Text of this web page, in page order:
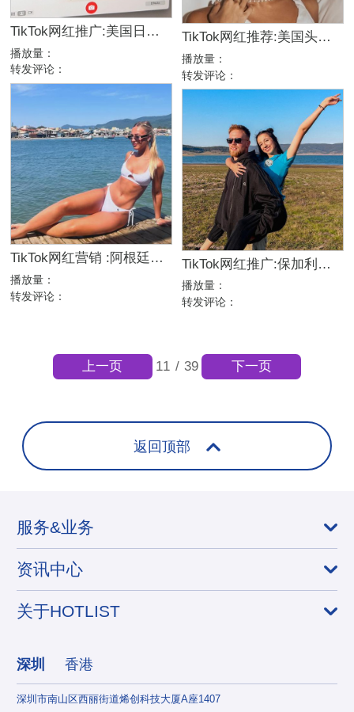
TikTok网红推广:美国日常生活分享颜值带货达人
播放量：
转发评论：
TikTok网红推荐:美国头部日常舞蹈类kol博主
播放量：
转发评论：
TikTok网红营销 :阿根廷时尚首饰美妆海外KOL达人
播放量：
转发评论：
TikTok网红推广:保加利亚生活搞笑娱乐博主推荐
播放量：
转发评论：
11 / 39
上一页 下一页
返回顶部
服务&业务
资讯中心
关于HOTLIST
深圳 香港
深圳市南山区西丽街道烯创科技大厦A座1407